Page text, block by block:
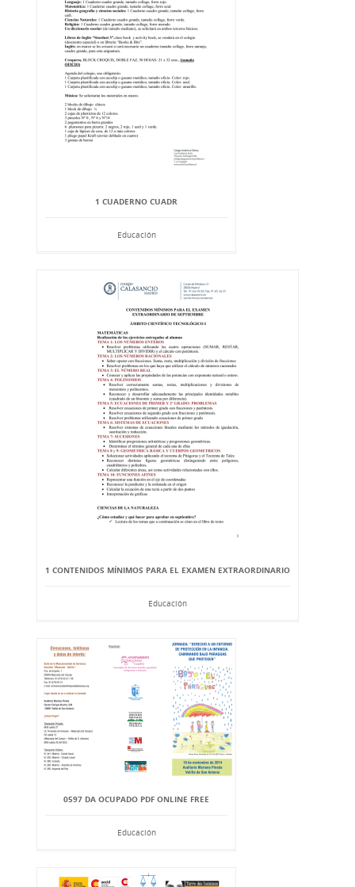
1 CUADERNO CUADR
Educación
1 CONTENIDOS MÍNIMOS PARA EL EXAMEN EXTRAORDINARIO
Educación
0597 DA OCUPADO PDF ONLINE FREE
Educación